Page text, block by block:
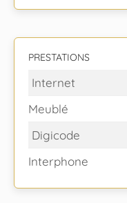
PRESTATIONS
Internet
Meublé
Digicode
Interphone